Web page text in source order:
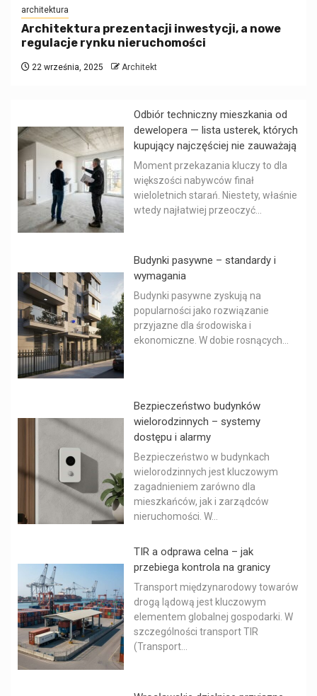
architektura
Architektura prezentacji inwestycji, a nowe
regulacje rynku nieruchomości
22 września, 2025 Architekt
Odbiór techniczny mieszkania od
dewelopera — lista usterek, których
kupujący najczęściej nie zauważają
Moment przekazania kluczy to dla
większości nabywców finał
wieloletnich starań. Niestety, właśnie
wtedy najłatwiej przeoczyć...
Budynki pasywne – standardy i
wymagania
Budynki pasywne zyskują na
popularności jako rozwiązanie
przyjazne dla środowiska i
ekonomiczne. W dobie rosnących...
Bezpieczeństwo budynków
wielorodzinnych – systemy
dostępu i alarmy
Bezpieczeństwo w budynkach
wielorodzinnych jest kluczowym
zagadnieniem zarówno dla
mieszkańców, jak i zarządców
nieruchomości. W...
TIR a odprawa celna – jak
przebiega kontrola na granicy
Transport międzynarodowy towarów
drogą lądową jest kluczowym
elementem globalnej gospodarki. W
szczególności transport TIR
(Transport...